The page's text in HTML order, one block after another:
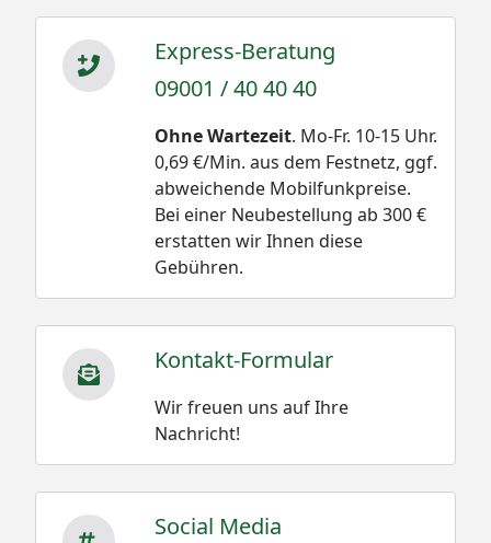
Express-Beratung
09001 / 40 40 40
Ohne Wartezeit. Mo-Fr. 10-15 Uhr.
0,69 €/Min. aus dem Festnetz, ggf.
abweichende Mobilfunkpreise.
Bei einer Neubestellung ab 300 €
erstatten wir Ihnen diese
Gebühren.
Kontakt-Formular
Wir freuen uns auf Ihre
Nachricht!
Social Media